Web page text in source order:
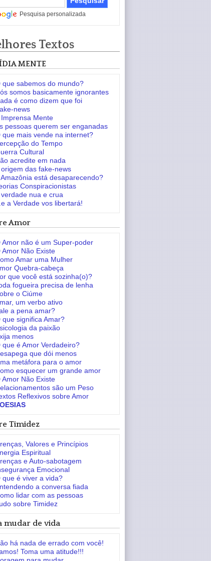
Pesquisa personalizada
Textos
MENTE
que sabemos do mundo?
somos basicamente ignorantes
é como dizem que foi
news
Imprensa Mente
pessoas querem ser enganadas
que mais vende na internet?
do Tempo
Cultural
acredite em nada
origem das fake-news
Amazônia está desaparecendo?
Conspiracionistas
verdade nua e crua
a Verdade vos libertará!
Amor
Amor não é um Super-poder
Amor Não Existe
Amar uma Mulher
Quebra-cabeça
que você está sozinha(o)?
fogueira precisa de lenha
o Ciúme
um verbo ativo
a pena amar?
que significa Amar?
da paixão
menos
que é Amor Verdadeiro?
que dói menos
metáfora para o amor
esquecer um grande amor
Amor Não Existe
são um Peso
Reflexivos sobre Amor
Timidez
Valores e Princípios
Espiritual
e Auto-sabotagem
Emocional
que é viver a vida?
a conversa fiada
lidar com as pessoas
sobre Timidez
mudar de vida
há nada de errado com você!
Toma uma atitude!!!